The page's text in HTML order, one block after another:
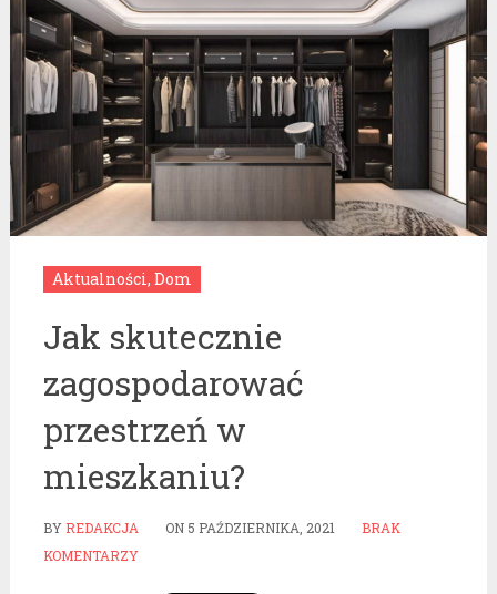
Aktualności, Dom
Jak skutecznie
zagospodarować
przestrzeń w
mieszkaniu?
BY REDAKCJA ON 5 PAŹDZIERNIKA, 2021
BRAK
KOMENTARZY